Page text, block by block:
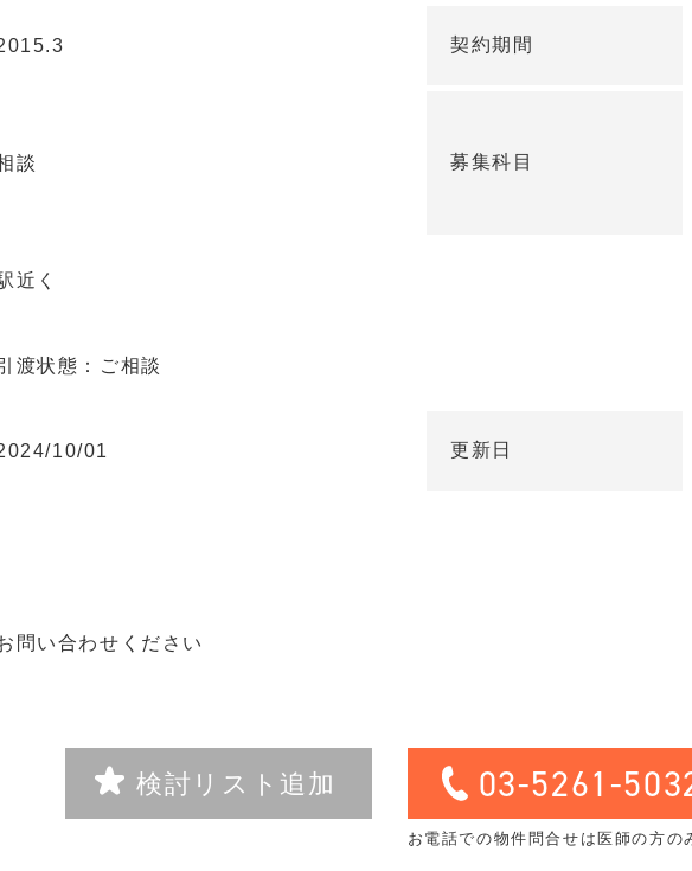
契約期間
談 募集科目
近く
渡状態：ご相談
10/01 更新日
問い合わせください
検討リスト追加 03-5261-
お電話での物件問合せは医師の方の